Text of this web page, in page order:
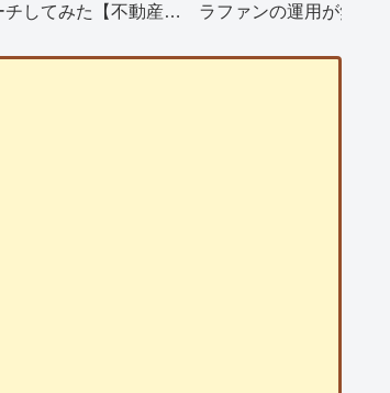
チしてみた【不動産ク
ラファンの運用が無事